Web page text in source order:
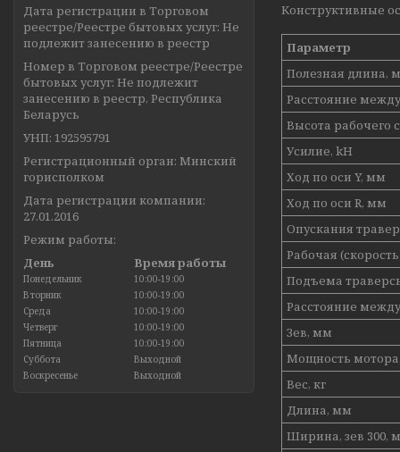
Конструктивные
Параметр
Полезная длина,
Расстояние
Высота рабочего
Усилие, kH
Ход по оси Y, мм
Ход по оси R, мм
Опускания
Рабочая
Подъема
Расстояние
Зев, мм
Мощность
Вес, кг
Длина, мм
Ширина, зев 300,
Дата регистрации в Торговом
реестре/Реестре бытовых услуг: Не
подлежит занесению в реестр
Номер в Торговом реестре/Реестре
бытовых услуг: Не подлежит
занесению в реестр, Республика
Беларусь
УНП: 192595791
Регистрационный орган: Минский
горисполком
Дата регистрации компании:
27.01.2016
Режим работы:
День
Время работы
Понедельник
10:00-19:00
Вторник
10:00-19:00
Среда
10:00-19:00
Четверг
10:00-19:00
Пятница
10:00-19:00
Суббота
Выходной
Воскресенье
Выходной